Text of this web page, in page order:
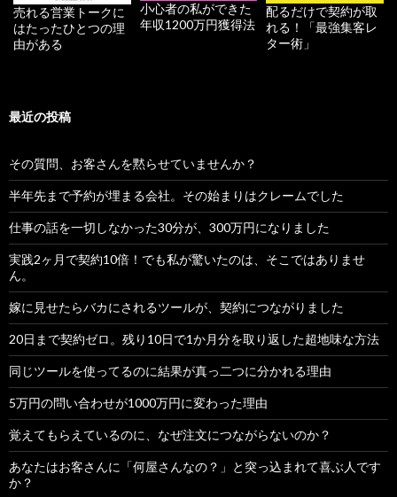
売れる営業トークに
はたったひとつの理
由がある
小心者の私ができた
年収1200万円獲得法
配るだけで契約が取
れる！「最強集客レ
ター術」
最近の投稿
その質問、お客さんを黙らせていませんか？
半年先まで予約が埋まる会社。その始まりはクレームでした
仕事の話を一切しなかった30分が、300万円になりました
実践2ヶ月で契約10倍！でも私が驚いたのは、そこではありませ
ん。
嫁に見せたらバカにされるツールが、契約につながりました
20日まで契約ゼロ。残り10日で1か月分を取り返した超地味な方法
同じツールを使ってるのに結果が真っ二つに分かれる理由
5万円の問い合わせが1000万円に変わった理由
覚えてもらえているのに、なぜ注文につながらないのか？
あなたはお客さんに「何屋さんなの？」と突っ込まれて喜ぶ人です
か？